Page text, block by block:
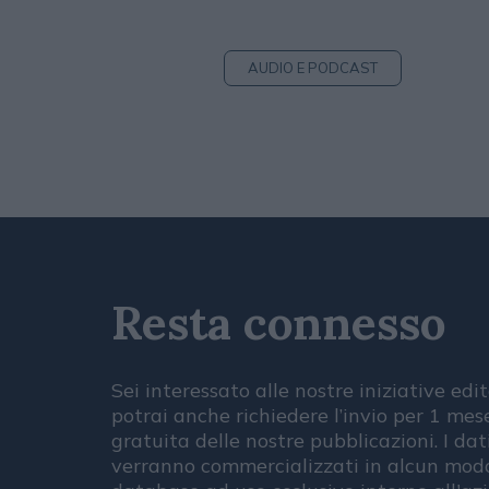
AUDIO E PODCAST
Resta connesso
Sei interessato alle nostre iniziative
potrai anche richiedere l’invio per 1
gratuita delle nostre pubblicazioni. I
verranno commercializzati in alcun